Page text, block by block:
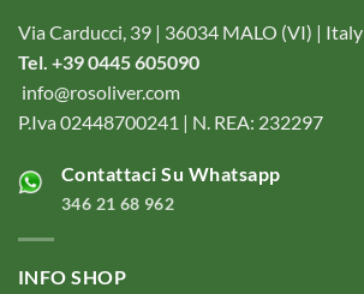
Via Carducci, 39 | 36034 MALO (VI) | Italy
Tel. +39 0445 605090
info@rosoliver.com
P.Iva 02448700241 | N. REA: 232297
Contattaci Su Whatsapp
346 21 68 962
INFO SHOP